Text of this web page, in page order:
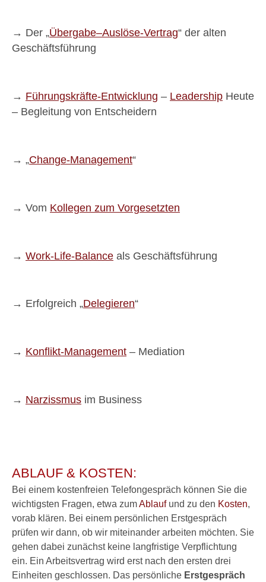
→ Der „Übergabe–Auslöse-Vertrag“ der alten
Geschäftsführung
→ Führungskräfte-Entwicklung – Leadership Heute
– Begleitung von Entscheidern
→ „Change-Management“
→ Vom Kollegen zum Vorgesetzten
→ Work-Life-Balance als Geschäftsführung
→ Erfolgreich „Delegieren“
→ Konflikt-Management – Mediation
→ Narzissmus im Business
ABLAUF & KOSTEN:
Bei einem kostenfreien Telefongespräch können Sie die
wichtigsten Fragen, etwa zumAblaufund zu den Kosten,
vorab klären. Bei einem persönlichen Erstgespräch
prüfen wir dann, ob wir miteinander arbeiten möchten. Sie
gehen dabei zunächst keine langfristige Verpflichtung
ein. Ein Arbeitsvertrag wird erst nach den ersten drei
Einheiten geschlossen. Das persönliche Erstgespräch